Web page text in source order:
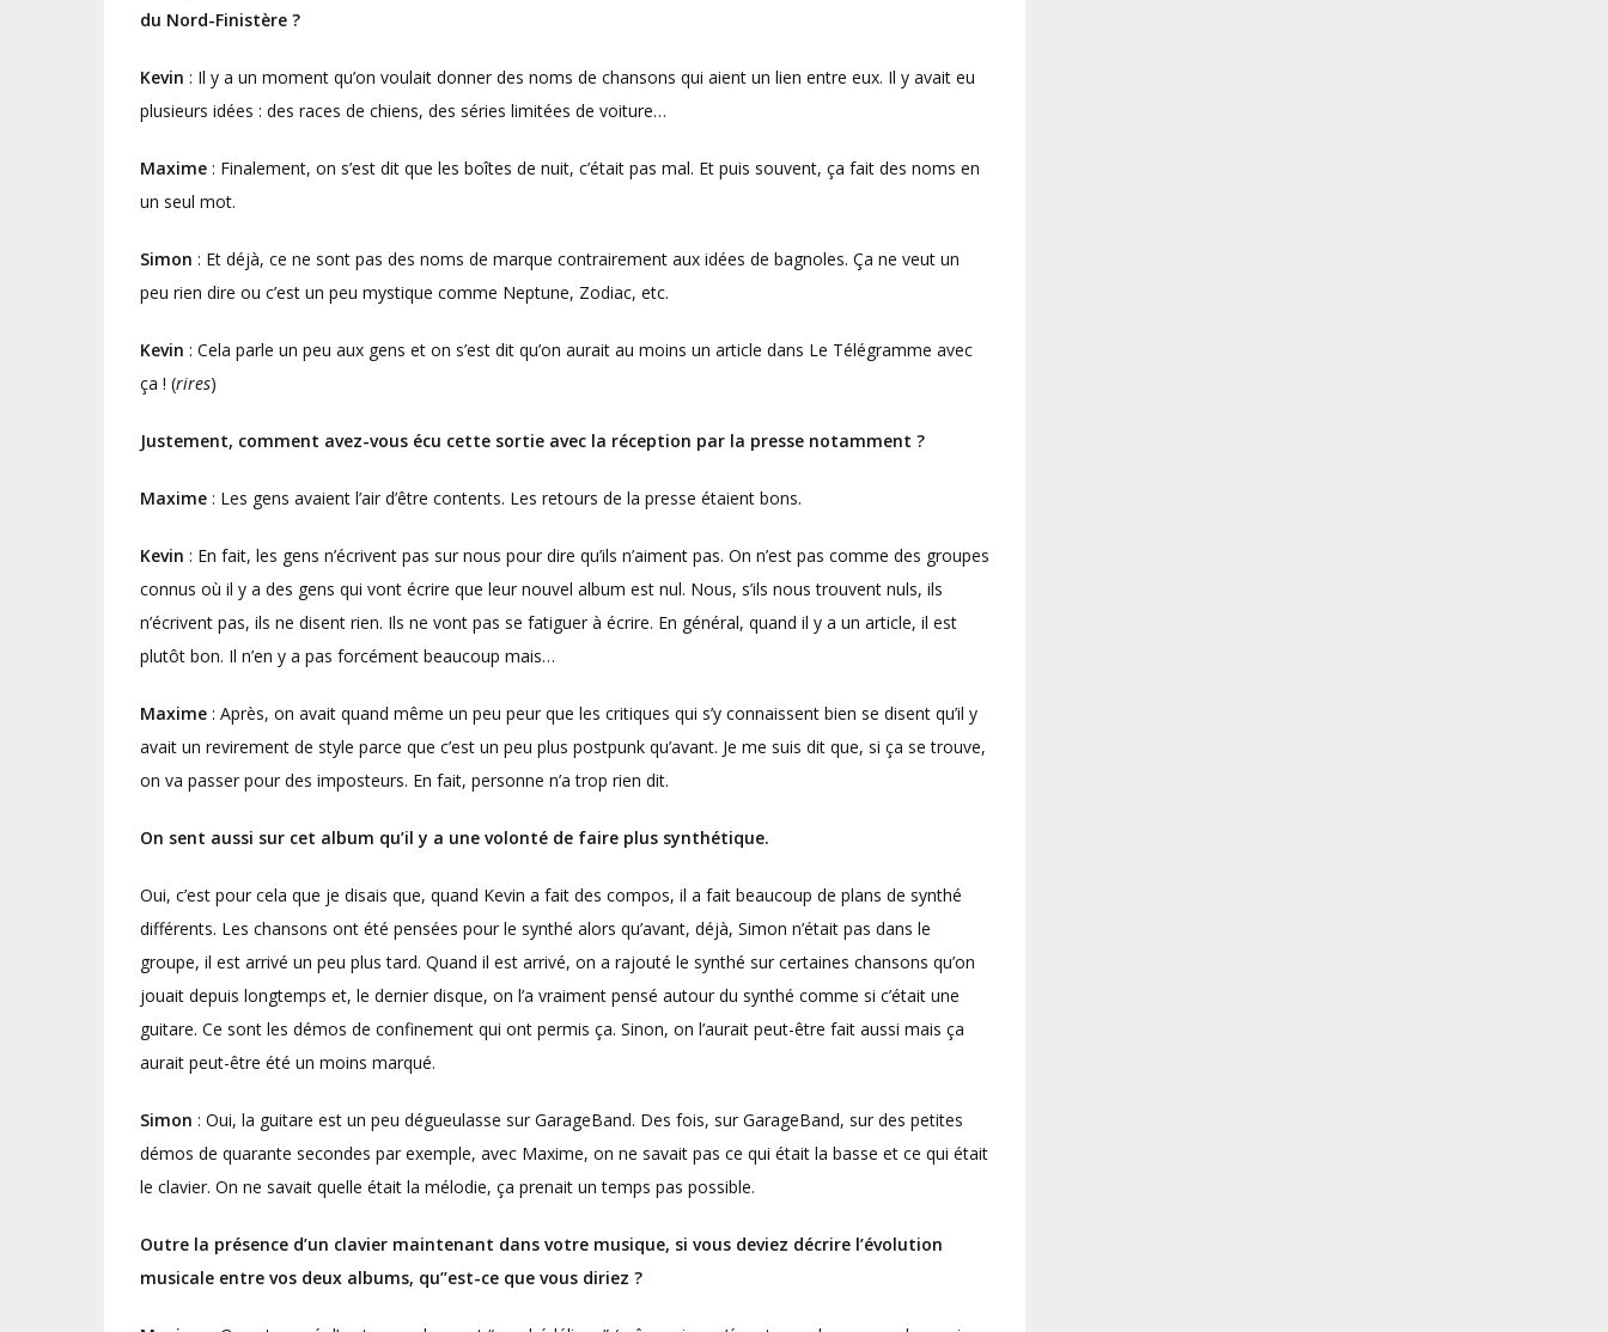
du Nord-Finistère ?
Kevin : Il y a un moment qu’on voulait donner des noms de chansons qui aient un lien entre eux. Il y avait eu
plusieurs idées : des races de chiens, des séries limitées de voiture…
Maxime : Finalement, on s’est dit que les boîtes de nuit, c’était pas mal. Et puis souvent, ça fait des noms en
un seul mot.
Simon : Et déjà, ce ne sont pas des noms de marque contrairement aux idées de bagnoles. Ça ne veut un
peu rien dire ou c’est un peu mystique comme Neptune, Zodiac, etc.
Kevin : Cela parle un peu aux gens et on s’est dit qu’on aurait au moins un article dans Le Télégramme avec
ça ! (rires)
Justement, comment avez-vous écu cette sortie avec la réception par la presse notamment ?
Maxime : Les gens avaient l’air d’être contents. Les retours de la presse étaient bons.
Kevin : En fait, les gens n’écrivent pas sur nous pour dire qu’ils n’aiment pas. On n’est pas comme des groupes
connus où il y a des gens qui vont écrire que leur nouvel album est nul. Nous, s’ils nous trouvent nuls, ils
n’écrivent pas, ils ne disent rien. Ils ne vont pas se fatiguer à écrire. En général, quand il y a un article, il est
plutôt bon. Il n’en y a pas forcément beaucoup mais…
Maxime : Après, on avait quand même un peu peur que les critiques qui s’y connaissent bien se disent qu’il y
avait un revirement de style parce que c’est un peu plus postpunk qu’avant. Je me suis dit que, si ça se trouve,
on va passer pour des imposteurs. En fait, personne n’a trop rien dit.
On sent aussi sur cet album qu’il y a une volonté de faire plus synthétique.
Oui, c’est pour cela que je disais que, quand Kevin a fait des compos, il a fait beaucoup de plans de synthé
différents. Les chansons ont été pensées pour le synthé alors qu’avant, déjà, Simon n’était pas dans le
groupe, il est arrivé un peu plus tard. Quand il est arrivé, on a rajouté le synthé sur certaines chansons qu’on
jouait depuis longtemps et, le dernier disque, on l’a vraiment pensé autour du synthé comme si c’était une
guitare. Ce sont les démos de confinement qui ont permis ça. Sinon, on l’aurait peut-être fait aussi mais ça
aurait peut-être été un moins marqué.
Simon : Oui, la guitare est un peu dégueulasse sur GarageBand. Des fois, sur GarageBand, sur des petites
démos de quarante secondes par exemple, avec Maxime, on ne savait pas ce qui était la basse et ce qui était
le clavier. On ne savait quelle était la mélodie, ça prenait un temps pas possible.
Outre la présence d’un clavier maintenant dans votre musique, si vous deviez décrire l’évolution
musicale entre vos deux albums, qu’’est-ce que vous diriez ?